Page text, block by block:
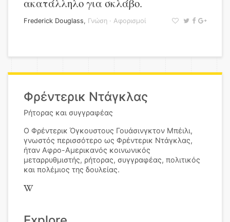
ακατάλληλο για σκλάβο.
Frederick Douglass, Γνώση · Αφορισμοί
Φρέντερικ Ντάγκλας
Ρήτορας και συγγραφέας
Ο Φρέντερικ Όγκουστους Γουάσινγκτον Μπέιλι,
γνωστός περισσότερο ως Φρέντερικ Ντάγκλας,
ήταν Αφρο-Αμερικανός κοινωνικός
μεταρρυθμιστής, ρήτορας, συγγραφέας, πολιτικός
και πολέμιος της δουλείας.